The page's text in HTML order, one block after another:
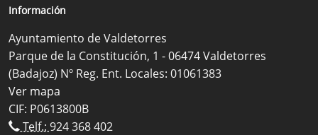
Información
Ayuntamiento de Valdetorres
Parque de la Constitución, 1 - 06474 Valdetorres
(Badajoz) Nº Reg. Ent. Locales: 01061383
Ver mapa
CIF: P0613800B
Telf.: 924 368 402